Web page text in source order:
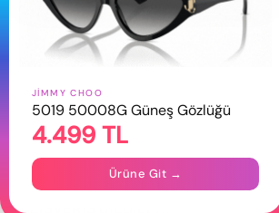
HAKKIMIZDA
Hakkımızda
Gizlilik Politikası
İletişim
ALIŞVERİŞ BİLGİLERİ
JIMMY CHOO
5019 50008G Güneş Gözlüğü
4.499 TL
Ürüne Git →